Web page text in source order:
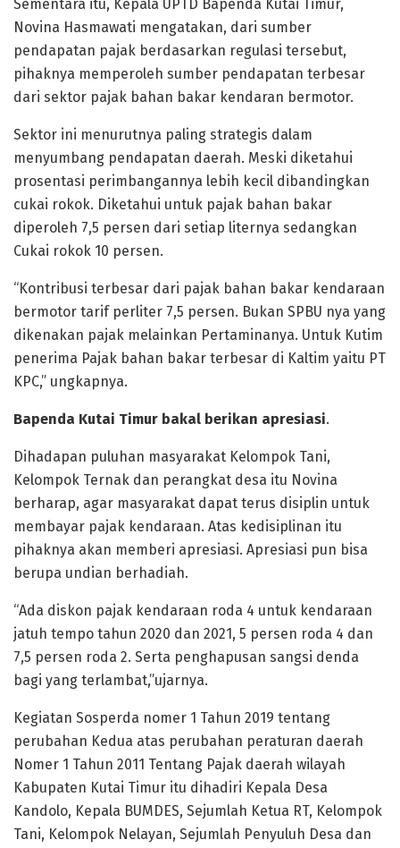
Sementara itu, Kepala UPTD Bapenda Kutai Timur,
Novina Hasmawati mengatakan, dari sumber
pendapatan pajak berdasarkan regulasi tersebut,
pihaknya memperoleh sumber pendapatan terbesar
dari sektor pajak bahan bakar kendaran bermotor.
Sektor ini menurutnya paling strategis dalam
menyumbang pendapatan daerah. Meski diketahui
prosentasi perimbangannya lebih kecil dibandingkan
cukai rokok. Diketahui untuk pajak bahan bakar
diperoleh 7,5 persen dari setiap liternya sedangkan
Cukai rokok 10 persen.
“Kontribusi terbesar dari pajak bahan bakar kendaraan
bermotor tarif perliter 7,5 persen. Bukan SPBU nya yang
dikenakan pajak melainkan Pertaminanya. Untuk Kutim
penerima Pajak bahan bakar terbesar di Kaltim yaitu PT
KPC,” ungkapnya.
Bapenda Kutai Timur bakal berikan apresiasi.
Dihadapan puluhan masyarakat Kelompok Tani,
Kelompok Ternak dan perangkat desa itu Novina
berharap, agar masyarakat dapat terus disiplin untuk
membayar pajak kendaraan. Atas kedisiplinan itu
pihaknya akan memberi apresiasi. Apresiasi pun bisa
berupa undian berhadiah.
“Ada diskon pajak kendaraan roda 4 untuk kendaraan
jatuh tempo tahun 2020 dan 2021, 5 persen roda 4 dan
7,5 persen roda 2. Serta penghapusan sangsi denda
bagi yang terlambat,”ujarnya.
Kegiatan Sosperda nomer 1 Tahun 2019 tentang
perubahan Kedua atas perubahan peraturan daerah
Nomer 1 Tahun 2011 Tentang Pajak daerah wilayah
Kabupaten Kutai Timur itu dihadiri Kepala Desa
Kandolo, Kepala BUMDES, Sejumlah Ketua RT, Kelompok
Tani, Kelompok Nelayan, Sejumlah Penyuluh Desa dan